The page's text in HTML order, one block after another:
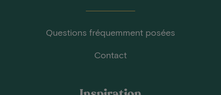
Questions fréquemment posées
Contact